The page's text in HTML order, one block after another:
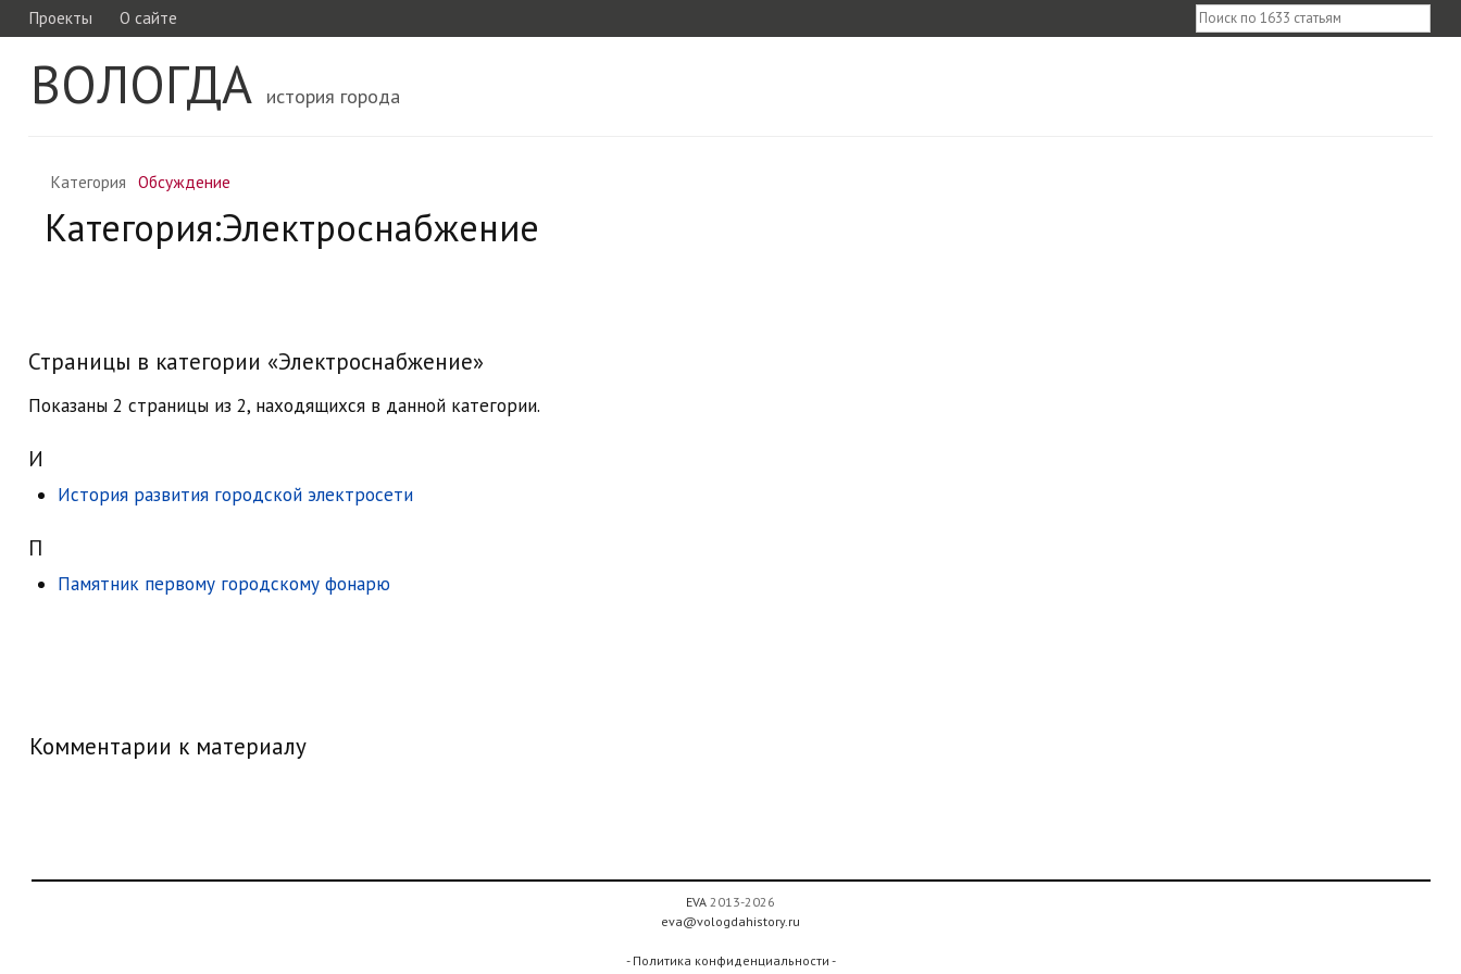
Проекты О сайте
ВОЛОГДА история города
Категория Обсуждение
Категория:Электроснабжение
Страницы в категории «Электроснабжение»
Показаны 2 страницы из 2, находящихся в данной категории.
И
История развития городской электросети
П
Памятник первому городскому фонарю
Комментарии к материалу
EVA 2013-2026
eva@vologdahistory.ru
- Политика конфиденциальности -